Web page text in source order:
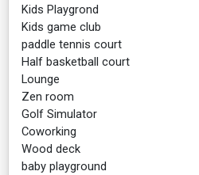
Kids Playgrond
Kids game club
paddle tennis court
Half basketball court
Lounge
Zen room
Golf Simulator
Coworking
Wood deck
baby playground